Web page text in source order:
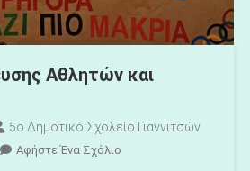
Αθλητών και
5ο Δημοτικό Σχολείο Γιαννιτσών
Αφήστε Ένα ΣχόλιοΓια